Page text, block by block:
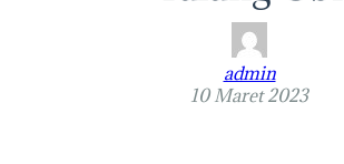
admin
10 Maret 2023